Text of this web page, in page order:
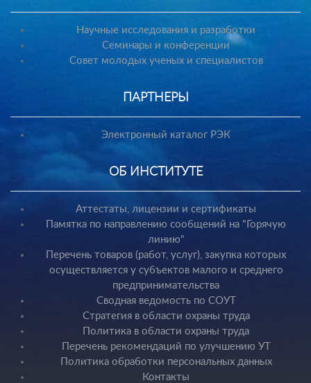
Научные исследования и разработки
Семинары и конференции
Совет молодых ученых и специалистов
ПАРТНЕРЫ
Электронный каталог РЭК
ОБ ИНСТИТУТЕ
Аттестаты, лицензии и сертификаты
Памятка по направлению сообщений на "Горячую
линию"
Перечень товаров (работ, услуг), закупка которых
осуществляется у субъектов малого и среднего
предпринимательства
Сводная ведомость по СОУТ
Стратегия в области охраны труда
Политика в области охраны труда
Перечень рекомендаций по улучшению УТ
Политика обработки персональных данных
Контакты